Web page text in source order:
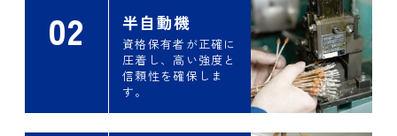
02 半自動機
資格保有者が正確に
圧着し、高い強度と
信頼性を確保しま
す。